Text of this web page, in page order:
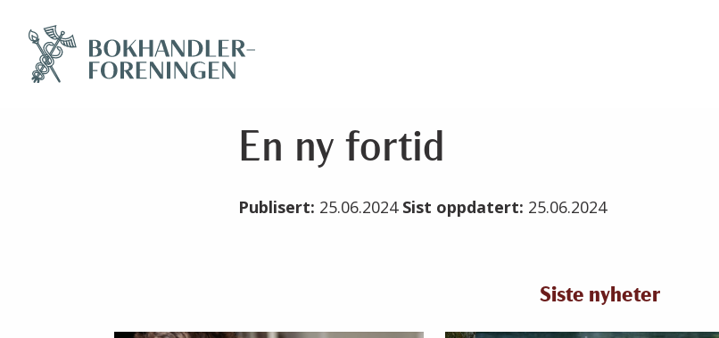
En ny fortid
Publisert: 25.06.2024 Sist oppdatert: 25.06.2024
Siste nyheter